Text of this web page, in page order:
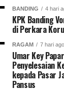
BANDING 4 hari
KPK Banding
di Perkara
RAGAM 7 hari ago
Umar Key
Penyelesaian
kepada Pasar
Pansus